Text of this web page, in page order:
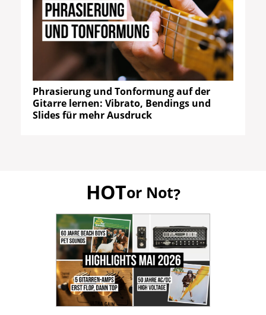
Phrasierung und Tonformung auf der
Gitarre lernen: Vibrato, Bendings und
Slides für mehr Ausdruck
HOTor Not?